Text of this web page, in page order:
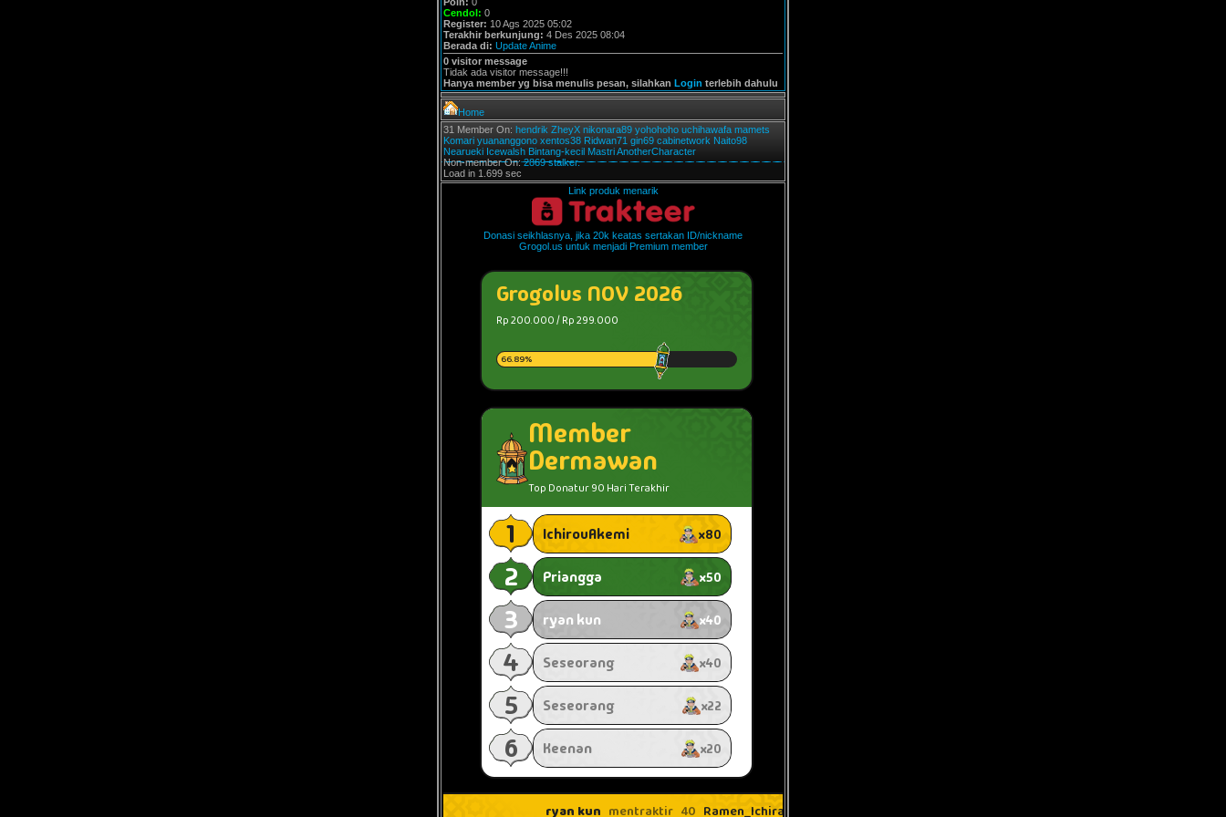
Cendol: 0
Register: 10 Ags 2025 05:02
Terakhir berkunjung: 4 Des 2025 08:04
Berada di: Update Anime
0 visitor message
Tidak ada visitor message!!!
Hanya member yg bisa menulis pesan, silahkan Login terlebih dahulu
Home
31 Member On: hendrik ZheyX nikonara89 yohohoho uchihawafa mamets
Komari yuananggono xentos38 Ridwan71 gin69 cabinetwork Naito98
Nearueki Icewalsh Bintang-kecil MastriAnotherCharacter
Non-member On:2869 stalker.
Load in 1.699 sec
Link produk menarik
Donasi seikhlasnya, jika 20k keatas sertakan ID/nickname
Grogol.us untuk menjadi Premium member